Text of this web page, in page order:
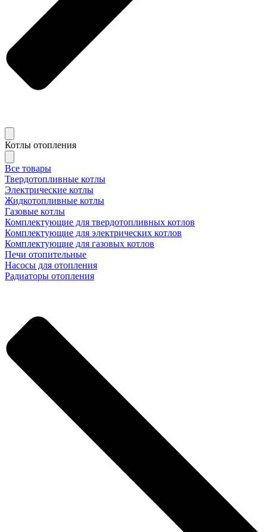
Котлы отопления
Все товары
Твердотопливные котлы
Электрические котлы
Жидкотопливные котлы
Газовые котлы
Комплектующие для твердотопливных котлов
Комплектующие для электрических котлов
Комплектующие для газовых котлов
Печи отопительные
Насосы для отопления
Радиаторы отопления